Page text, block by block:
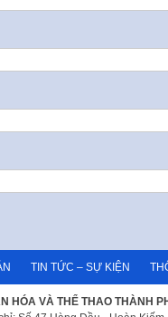
TIN TỨC – SỰ KIỆN
HÓA VÀ THỂ THAO THÀNH